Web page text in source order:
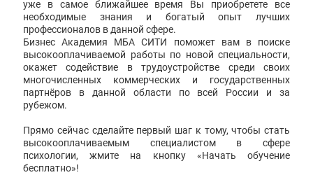
уже в самое ближайшее время Вы приобретете все
необходимые знания и богатый опыт лучших
профессионалов в данной сфере.
Бизнес Академия МБА СИТИ поможет вам в поиске
высокооплачиваемой работы по новой специальности,
окажет содействие в трудоустройстве среди своих
многочисленных коммерческих и государственных
партнёров в данной области по всей России и за
рубежом.
Прямо сейчас сделайте первый шаг к тому, чтобы стать
высокооплачиваемым специалистом в сфере
психологии, жмите на кнопку «Начать обучение
бесплатно»!